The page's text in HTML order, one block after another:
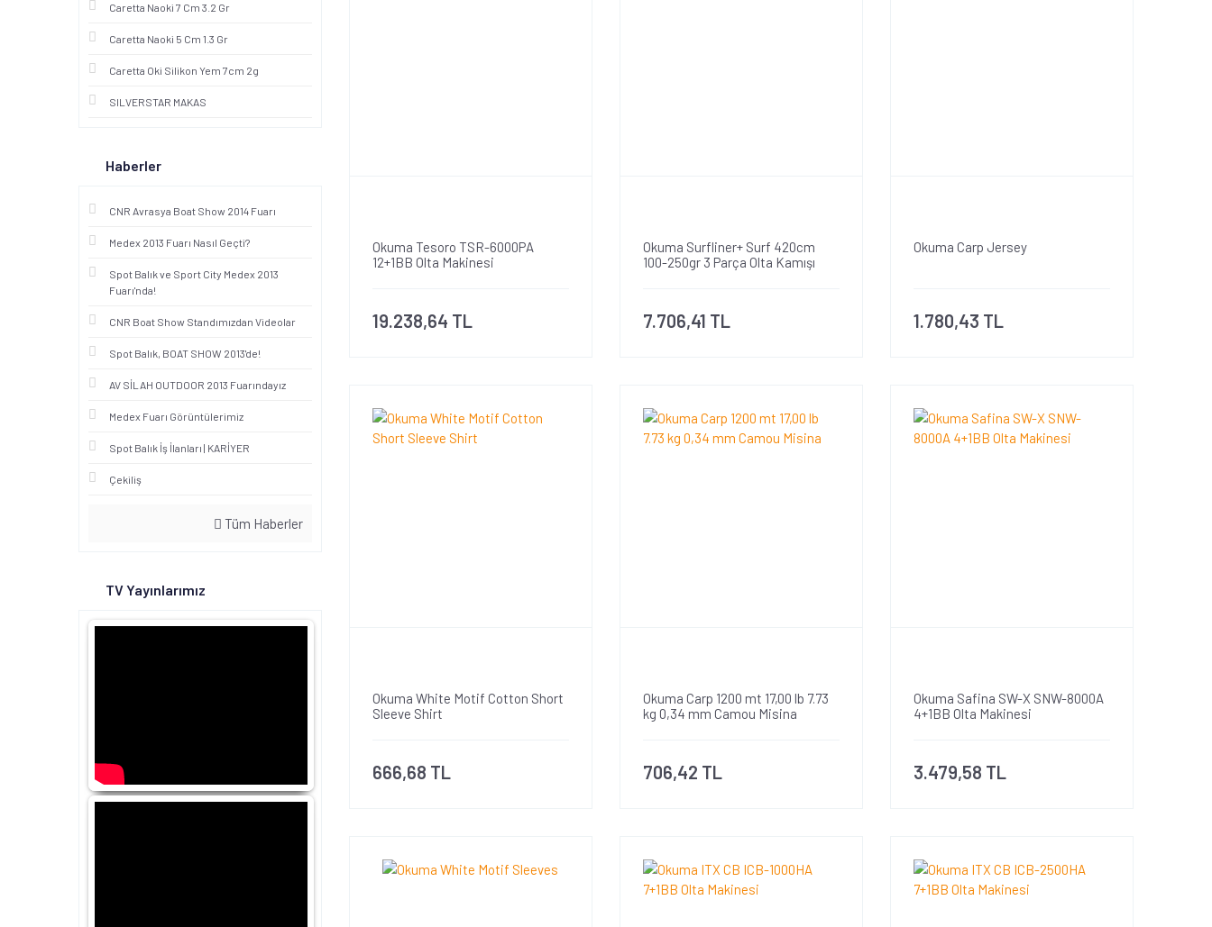
Caretta Naoki 7 Cm 3.2 Gr
Caretta Naoki 5 Cm 1.3 Gr
Caretta Oki Silikon Yem 7cm 2g
SILVERSTAR MAKAS
Haberler
CNR Avrasya Boat Show 2014 Fuarı
Medex 2013 Fuarı Nasıl Geçti?
Spot Balık ve Sport City Medex 2013
Fuarı'nda!
CNR Boat Show Standımızdan Videolar
Spot Balık, BOAT SHOW 2013'de!
AV SİLAH OUTDOOR 2013 Fuarındayız
Medex Fuarı Görüntülerimiz
Spot Balık İş İlanları | KARİYER
Çekiliş
Tüm Haberler
TV Yayınlarımız
Okuma Tesoro TSR-6000PA
12+1BB Olta Makinesi
19.238,64 TL
Okuma Surfliner+ Surf 420cm
100-250gr 3 Parça Olta Kamışı
7.706,41 TL
Okuma Carp Jersey
1.780,43 TL
Okuma White Motif Cotton Short
Sleeve Shirt
666,68 TL
Okuma Carp 1200 mt 17,00 lb 7.73
kg 0,34 mm Camou Misina
706,42 TL
Okuma Safina SW-X SNW-8000A
4+1BB Olta Makinesi
3.479,58 TL